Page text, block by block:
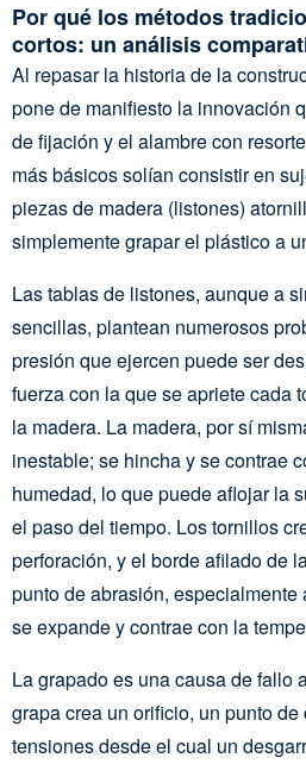
Por qué los métodos
cortos: un análisis
Al repasar la historia de la
pone de manifiesto la innovación
de fijación y el alambre con
más básicos solían consistir en
piezas de madera (listones)
simplemente grapar el plástico a
Las tablas de listones, aunque a
sencillas, plantean numerosos
presión que ejercen puede ser
fuerza con la que se apriete cada
la madera. La madera, por sí
inestable; se hincha y se contrae
humedad, lo que puede aflojar la
el paso del tiempo. Los tornillos
perforación, y el borde afilado de
punto de abrasión,
se expande y contrae con la
La grapado es una causa de fallo
grapa crea un orificio, un punto
tensiones desde el cual un